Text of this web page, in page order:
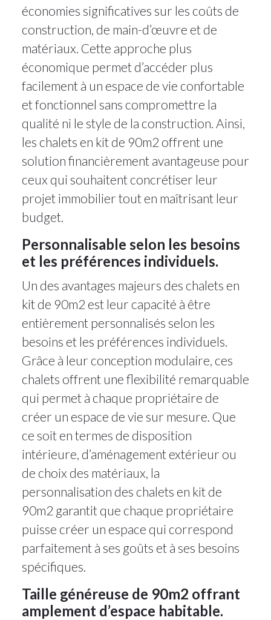
économies significatives sur les coûts de
construction, de main-d’œuvre et de
matériaux. Cette approche plus
économique permet d’accéder plus
facilement à un espace de vie confortable
et fonctionnel sans compromettre la
qualité ni le style de la construction. Ainsi,
les chalets en kit de 90m2 offrent une
solution financièrement avantageuse pour
ceux qui souhaitent concrétiser leur
projet immobilier tout en maîtrisant leur
budget.
Personnalisable selon les besoins
et les préférences individuels.
Un des avantages majeurs des chalets en
kit de 90m2 est leur capacité à être
entièrement personnalisés selon les
besoins et les préférences individuels.
Grâce à leur conception modulaire, ces
chalets offrent une flexibilité remarquable
qui permet à chaque propriétaire de
créer un espace de vie sur mesure. Que
ce soit en termes de disposition
intérieure, d’aménagement extérieur ou
de choix des matériaux, la
personnalisation des chalets en kit de
90m2 garantit que chaque propriétaire
puisse créer un espace qui correspond
parfaitement à ses goûts et à ses besoins
spécifiques.
Taille généreuse de 90m2 offrant
amplement d’espace habitable.